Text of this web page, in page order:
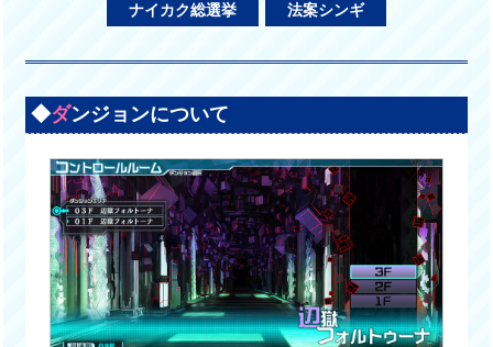
ナイカク総選挙
法案シンギ
◆ダンジョンについて